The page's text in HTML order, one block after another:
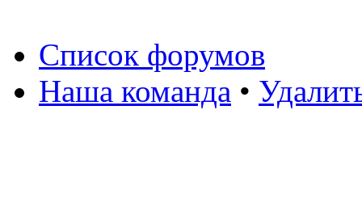
Список форумов
Наша команда •